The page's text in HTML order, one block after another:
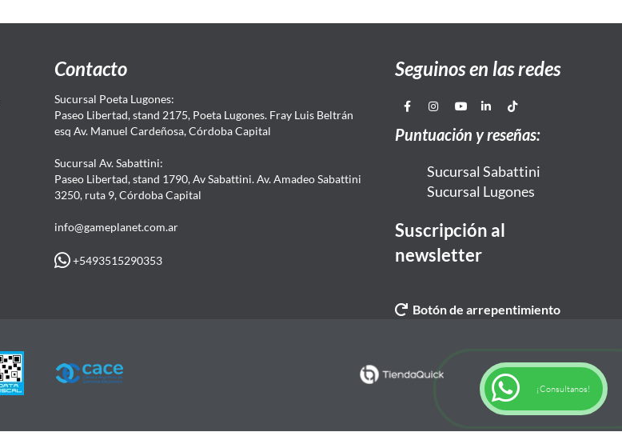
Contacto
Sucursal Poeta Lugones:
Paseo Libertad, stand 2175, Poeta Lugones. Fray Luis Beltrán
esq Av. Manuel Cardeñosa, Córdoba Capital
Sucursal Av. Sabattini:
Paseo Libertad, stand 1790, Av Sabattini. Av. Amadeo Sabattini
3250, ruta 9, Córdoba Capital
info@gameplanet.com.ar
+5493515290353
Seguinos en las redes
Puntuación y reseñas:
Sucursal Sabattini
Sucursal Lugones
Suscripción al
newsletter
Botón de arrepentimiento
¡Consultanos!